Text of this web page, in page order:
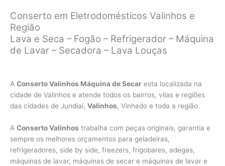
Conserto em Eletrodomésticos Valinhos e
Região
Lava e Seca – Fogão – Refrigerador – Máquina
de Lavar – Secadora – Lava Louças
A Conserto Valinhos Máquina de Secar esta localizada na
cidade de Valinhos e atende todos os bairros, vilas e regiões
das cidades de Jundiaí, Valinhos, Vinhedo e toda a região.
A Conserto Valinhos trabalha com peças originais, garantia e
sempre os melhores orçamentos para geladeiras,
refrigeradores, side by side, freezers, frigobares, adegas,
máquinas de lavar, máquinas de secar e máquinas de lavar e